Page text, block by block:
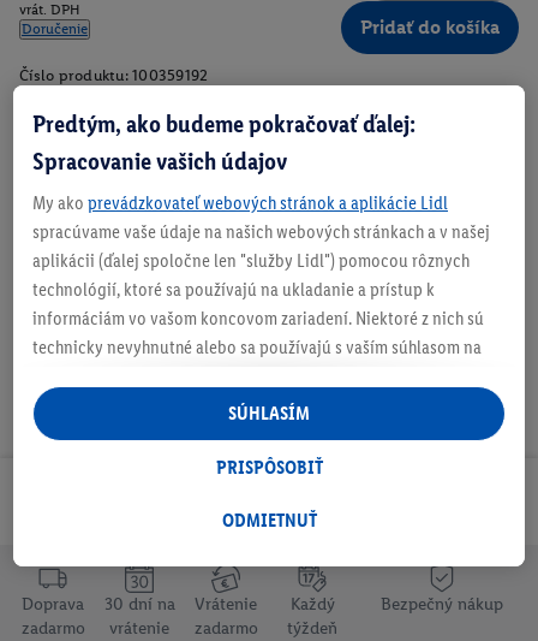
vrát. DPH
Doručenie
Pridať do košíka
Číslo produktu: 100359192
Zistite svoju veľkosť
O produkte
Doprava
zadarmo
30 dní na
vrátenie
Vrátenie
zadarmo
Každý
týždeň
Bezpečný nákup
Predtým, ako budeme pokračovať ďalej:
Spracovanie vašich údajov
My ako prevádzkovateľ webových stránok a aplikácie Lidl
spracúvame vaše údaje na našich webových stránkach a v našej
aplikácii (ďalej spoločne len "služby Lidl") pomocou rôznych
technológií, ktoré sa používajú na ukladanie a prístup k
informáciám vo vašom koncovom zariadení. Niektoré z nich sú
technicky nevyhnutné alebo sa používajú s vaším súhlasom na
personalizovanú reklamu v rámci služieb Lidl aj mimo nich. Ak
ste účastníkom programu Lidl Plus, na tieto účely sa spracúvajú
aj údaje z vášho nákupného správania v obchode.
následne si vytvoríte účet Lidl Plus alebo sa prihlásite do svojho
tiež vytvoriť špeciálny online identifikátor z e-mailovej adresy,
ktorú tam uvediete, aby sme vás mohli rozpoznať v službách
prevádzkovaných tretími stranami a zobrazovať vám
ODMIETNUŤ
PRISPÔSOBIŤ
SÚHLASÍM